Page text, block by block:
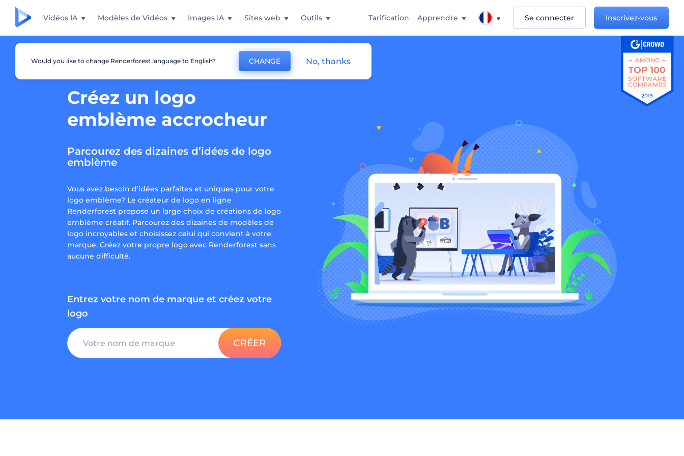
Vidéos IA Modèles de Vidéos Images IA Sites web Outils Tarification Apprendre Se connecter Inscrivez-vous
Créez un logo
emblème accrocheur
Parcourez des dizaines d’idées de logo
emblème
Vous avez besoin d'idées parfaites et uniques pour votre
logo emblème? Le créateur de logo en ligne
Renderforest propose un large choix de créations de logo
emblème créatif. Parcourez des dizaines de modèles de
logo incroyables et choisissez celui qui convient à votre
marque. Créez votre propre logo avec Renderforest sans
aucune difficulté.
Entrez votre nom de marque et créez votre
logo
CRÉER
Would you like to change Renderforest language to English? CHANGE No, thanks